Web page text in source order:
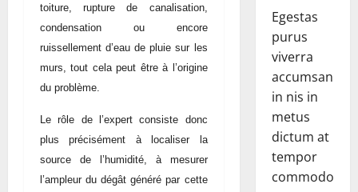
toiture, rupture de canalisation,
condensation ou encore
ruissellement d’eau de pluie sur les
murs, tout cela peut être à l’origine
du problème.
Le rôle de l’expert consiste donc
plus précisément à localiser la
source de l’humidité, à mesurer
l’ampleur du dégât généré par cette
Egestas
purus
viverra
accumsan
in nis in
metus
dictum at
tempor
commodo.